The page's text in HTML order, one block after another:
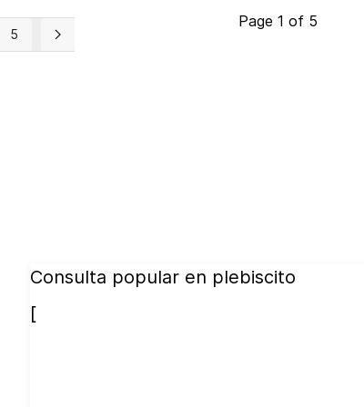
Page 1 of 5
5
Consulta popular en plebiscito
[